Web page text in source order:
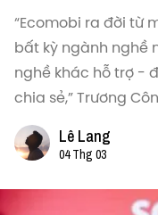
“Ecomobi ra đời từ
bất kỳ ngành nghề
nghề khác hỗ trợ -
chia sẻ,” Trương
Lê Lang
04 Thg 03